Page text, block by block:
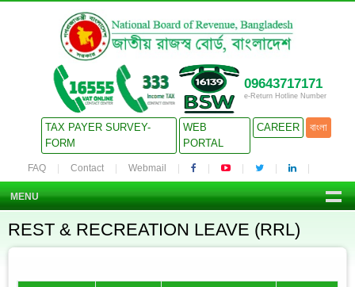
09643717171
e-Return Hotline Number
TAX PAYER SURVEY-
FORM
WEB
PORTAL
CAREER বাংলা
FAQ Contact Webmail
MENU
REST & RECREATION LEAVE (RRL)